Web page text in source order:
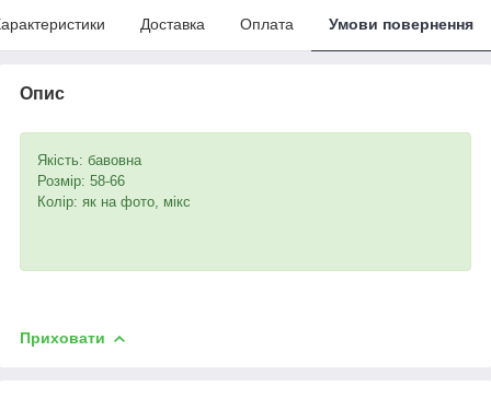
Доставка Оплата Умови повернення
Опис
Якість: бавовна
Розмір: 58-66
Колір: як на фото, мікс
Приховати